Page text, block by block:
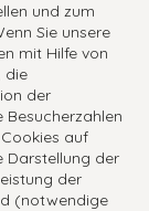
und zum
Sie unsere
mit Hilfe von
die
der
auf
Darstellung der
der
(notwendige